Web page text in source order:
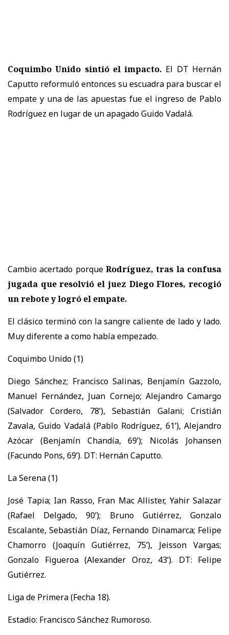
Coquimbo Unido sintió el impacto. El DT Hernán
Caputto reformuló entonces su escuadra para buscar el
empate y una de las apuestas fue el ingreso de Pablo
Rodríguez en lugar de un apagado Guido Vadalá.
Cambio acertado porque Rodríguez, tras la confusa
jugada que resolvió el juez Diego Flores, recogió
un rebote y logró el empate.
El clásico terminó con la sangre caliente de lado y lado.
Muy diferente a como había empezado.
Coquimbo Unido (1)
Diego Sánchez; Francisco Salinas, Benjamín Gazzolo,
Manuel Fernández, Juan Cornejo; Alejandro Camargo
(Salvador Cordero, 78’), Sebastián Galani; Cristián
Zavala, Guido Vadalá (Pablo Rodríguez, 61’), Alejandro
Azócar (Benjamín Chandía, 69’); Nicolás Johansen
(Facundo Pons, 69’). DT: Hernán Caputto.
La Serena (1)
José Tapia; Ian Rasso, Fran Mac Allister, Yahir Salazar
(Rafael Delgado, 90’); Bruno Gutiérrez, Gonzalo
Escalante, Sebastián Díaz, Fernando Dinamarca; Felipe
Chamorro (Joaquín Gutiérrez, 75’), Jeisson Vargas;
Gonzalo Figueroa (Alexander Oroz, 43’). DT: Felipe
Gutiérrez.
Liga de Primera (Fecha 18).
Estadio: Francisco Sánchez Rumoroso.